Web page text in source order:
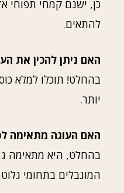
כן, ישנם קמחי תפוחי
להתאים.
האם ניתן להכין את
בהחלט! תוכלו למלא
יותר.
האם העוגה מתאימה
בהחלט, היא מתאימה
המוגבלים בתחומי